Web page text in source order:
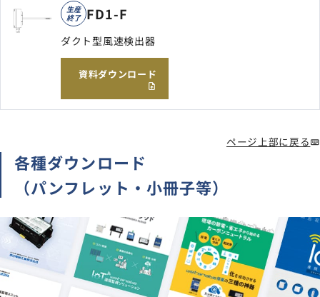
よくあるご質問
生産
終了 FD1-F
ダクト型風速検出器
資料ダウンロード
ページ上部に戻る
各種ダウンロード
（パンフレット・小冊子等）